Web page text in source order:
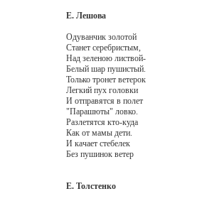
Е. Лешова
Одуванчик золотой
Станет серебристым,
Над зеленою листвой-
Белый шар пушистый.
Только тронет ветерок
Легкий пух головки
И отправятся в полет
"Парашюты" ловко.
Разлетятся кто-куда
Как от мамы дети.
И качает стебелек
Без пушинок ветер
Е. Толстенко